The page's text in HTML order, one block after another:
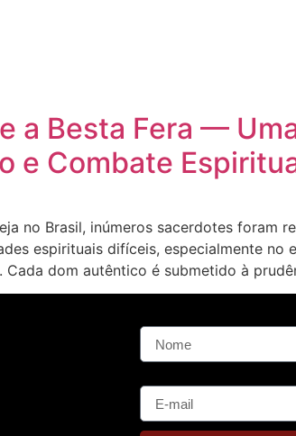
a Besta Fera —
e Combate
no Brasil, inúmeros sacerdotes
espirituais difíceis, especialmente
Cada dom autêntico é submetido à